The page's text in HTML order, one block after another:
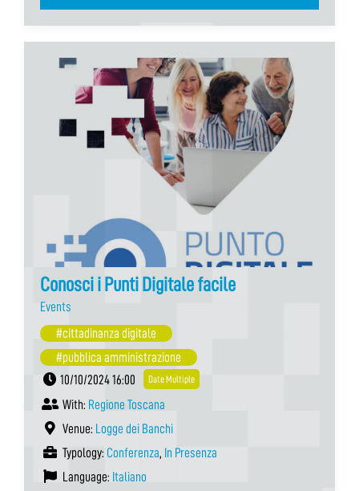
Conosci i Punti Digitale facile
Events
#cittadinanza digitale
#pubblica amministrazione
10/10/2024 16:00
Date Multiple
With: Regione Toscana
Venue: Logge dei Banchi
Typology: Conferenza, In Presenza
Language: Italiano